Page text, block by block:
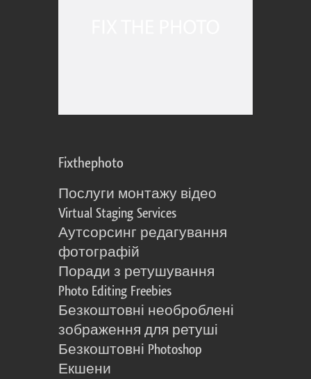
Fixthephoto
Послуги монтажу відео
Virtual Staging Services
Аутсорсинг редагування
фотографій
Поради з ретушування
Photo Editing Freebies
Безкоштовні необроблені
зображення для ретуші
Безкоштовні Photoshop
Екшени